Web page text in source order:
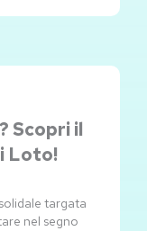
Scopri il
Loto!
targata
nel segno